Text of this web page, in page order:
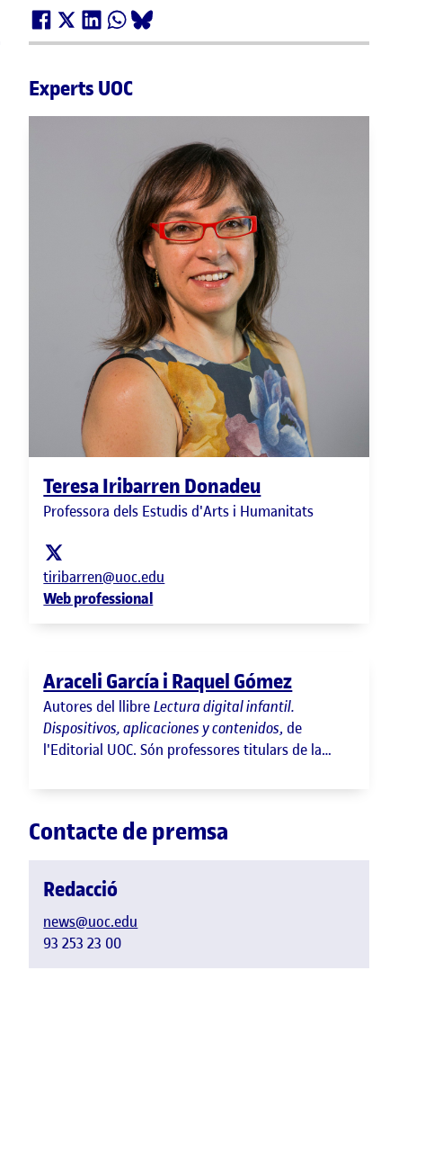
Experts UOC
Teresa Iribarren Donadeu
Professora dels Estudis d'Arts i Humanitats
tiribarren@uoc.edu
Web professional
Araceli García i Raquel Gómez
Autores del llibreLectura digital infantil.
Dispositivos, aplicaciones y contenidos, de
l'Editorial UOC. Són professores titulars de la
Contacte de premsa
Redacció
news@uoc.edu
93 253 23 00